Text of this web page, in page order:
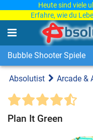
Heute sind viele
Erfahre, wie du
Bubble Shooter Spiele
Absolutist Arcade &
Plan It Green